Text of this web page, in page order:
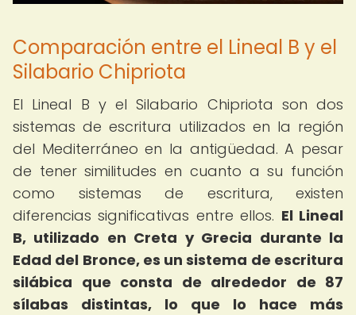
Comparación entre el Lineal B y el
Silabario Chipriota
El Lineal B y el Silabario Chipriota son dos
sistemas de escritura utilizados en la región
del Mediterráneo en la antigüedad. A pesar
de tener similitudes en cuanto a su función
como sistemas de escritura, existen
diferencias significativas entre ellos. El Lineal
B, utilizado en Creta y Grecia durante la
Edad del Bronce, es un sistema de escritura
silábica que consta de alrededor de 87
sílabas distintas, lo que lo hace más